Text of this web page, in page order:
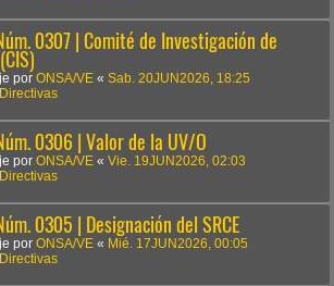
0307 | Comité de Investigación de
por ONSA/VE « Sab. 20JUN2026, 18:25
Directivas
0306 | Valor de la UV/O
por ONSA/VE « Vie. 19JUN2026, 02:03
Directivas
0305 | Designación del SRCE
por ONSA/VE « Mié. 17JUN2026, 00:05
Directivas